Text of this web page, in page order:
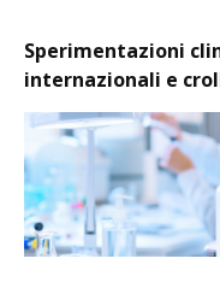
Sperimentazioni
internazionali e